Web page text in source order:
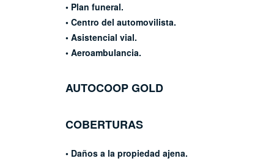
• Plan funeral.
• Centro del automovilista.
• Asistencial vial.
• Aeroambulancia.
AUTOCOOP GOLD
COBERTURAS
• Daños a la propiedad ajena.